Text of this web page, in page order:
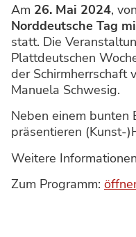
Am 26. Mai 2024,
Norddeutsche Tag
statt. Die
Plattdeutschen
der Schirmherrschaft
Manuela Schwesig.
Neben einem bunten
präsentieren (Kunst-
Weitere
Zum Programm: